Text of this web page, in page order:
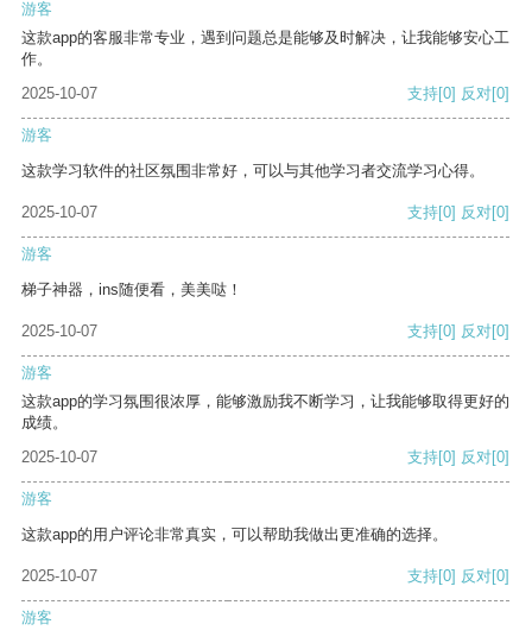
游客
这款app的客服非常专业，遇到问题总是能够及时解决，让我能够安心工
作。
2025-10-07
支持[0] 反对[0]
游客
这款学习软件的社区氛围非常好，可以与其他学习者交流学习心得。
2025-10-07 支持[0] 反对[0]
游客
梯子神器，ins随便看，美美哒！
2025-10-07 支持[0] 反对[0]
游客
这款app的学习氛围很浓厚，能够激励我不断学习，让我能够取得更好的
成绩。
2025-10-07
支持[0] 反对[0]
游客
这款app的用户评论非常真实，可以帮助我做出更准确的选择。
2025-10-07 支持[0] 反对[0]
游客